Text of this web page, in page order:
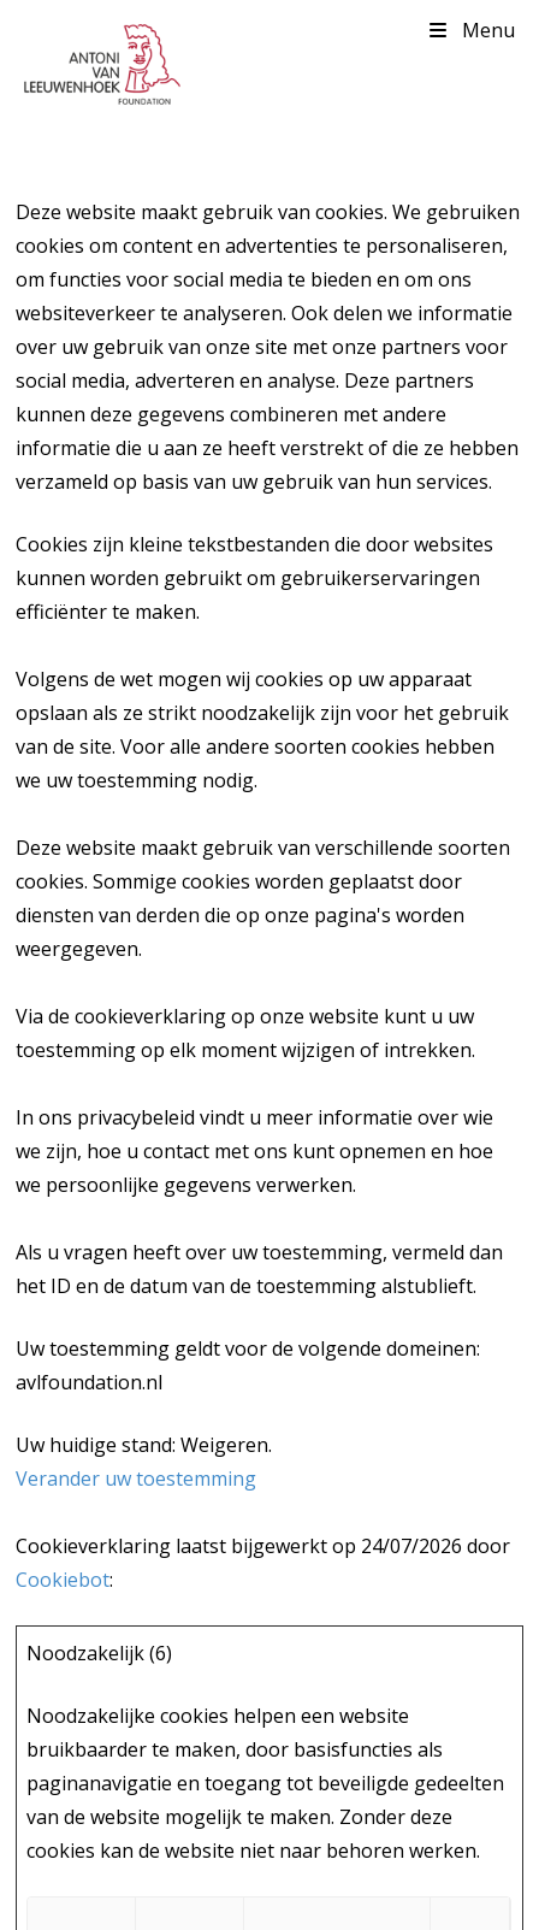
Menu
Deze website maakt gebruik van cookies. We gebruiken
cookies om content en advertenties te personaliseren,
om functies voor social media te bieden en om ons
websiteverkeer te analyseren. Ook delen we informatie
over uw gebruik van onze site met onze partners voor
social media, adverteren en analyse. Deze partners
kunnen deze gegevens combineren met andere
informatie die u aan ze heeft verstrekt of die ze hebben
verzameld op basis van uw gebruik van hun services.
Cookies zijn kleine tekstbestanden die door websites
kunnen worden gebruikt om gebruikerservaringen
efficiënter te maken.
Volgens de wet mogen wij cookies op uw apparaat
opslaan als ze strikt noodzakelijk zijn voor het gebruik
van de site. Voor alle andere soorten cookies hebben
we uw toestemming nodig.
Deze website maakt gebruik van verschillende soorten
cookies. Sommige cookies worden geplaatst door
diensten van derden die op onze pagina's worden
weergegeven.
Via de cookieverklaring op onze website kunt u uw
toestemming op elk moment wijzigen of intrekken.
In ons privacybeleid vindt u meer informatie over wie
we zijn, hoe u contact met ons kunt opnemen en hoe
we persoonlijke gegevens verwerken.
Als u vragen heeft over uw toestemming, vermeld dan
het ID en de datum van de toestemming alstublieft.
Uw toestemming geldt voor de volgende domeinen:
avlfoundation.nl
Uw huidige stand: Weigeren.
Verander uw toestemming
Cookieverklaring laatst bijgewerkt op 24/07/2026 door
Cookiebot:
Noodzakelijk (6)
Noodzakelijke cookies helpen een website
bruikbaarder te maken, door basisfuncties als
paginanavigatie en toegang tot beveiligde gedeelten
van de website mogelijk te maken. Zonder deze
cookies kan de website niet naar behoren werken.